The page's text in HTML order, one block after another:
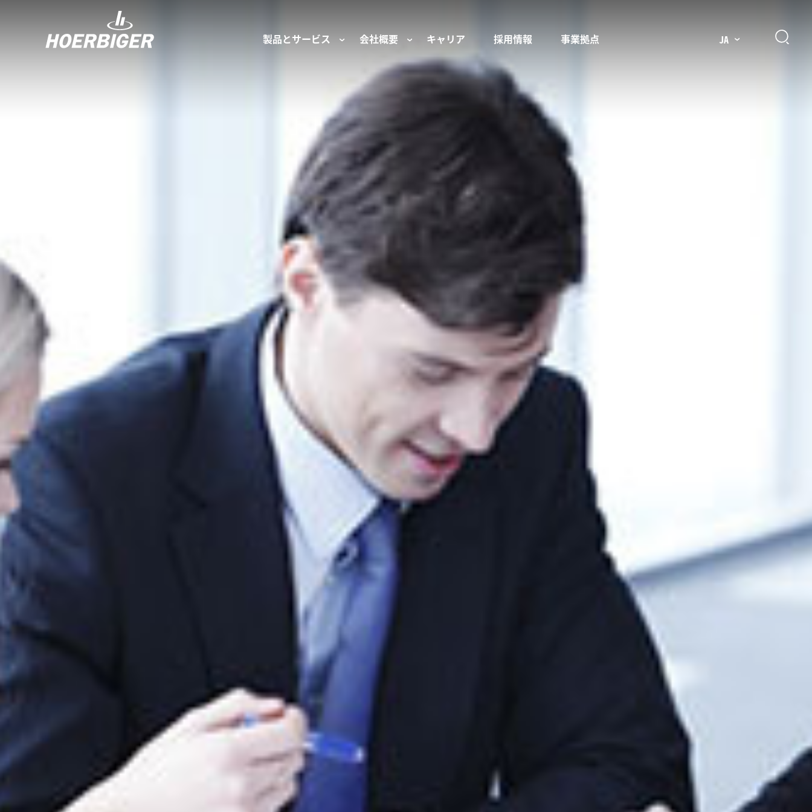
製品とサービス
コンプレッサー用部品とサービス
水素産業向けコンポーネント
フロー＆モーション制御
回転ユニオンとスリップリング
ガスエンジン用部品
空気・産業用コンプレッサー用部品
産業分野・当社の主要市場
会社概要
会社概要
組織と役員
文化と価値観
サステナビリティ
私たちの原点
キャリア 採用情報 事業拠点 JA